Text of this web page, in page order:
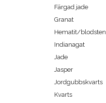
Färgad jade
Granat
Hematit/blodsten
Indianagat
Jade
Jasper
Jordgubbskvarts
Kvarts